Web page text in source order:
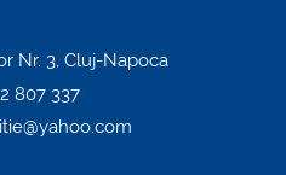
Nr. 3, Cluj-Napoca
807 337